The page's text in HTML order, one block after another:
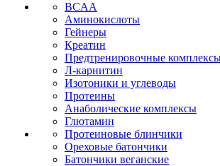
BCAA
Аминокислоты
Гейнеры
Креатин
Предтренировочные
Л-карнитин
Изотоники и углеводы
Протеины
Анаболические комплексы
Глютамин
Протеиновые блинчики
Ореховые батончики
Батончики веганские